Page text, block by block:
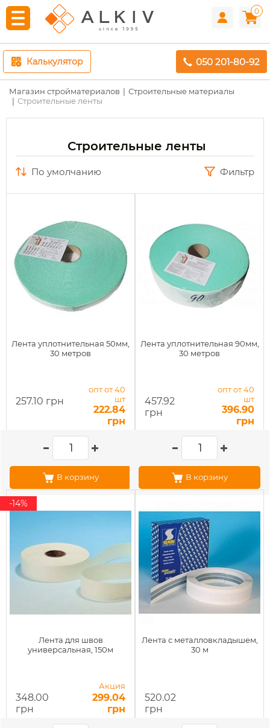
0
Калькулятор 050 201-80-92
Магазин стройматериалов
Строительные материалы
Строительные ленты
Строительные ленты
по умолчанию Фильтр
Лента уплотнительная 50мм,
30 метров
257.10 грн
опт от 40
шт
222.84
грн
В корзину
Лента уплотнительная 90мм,
30 метров
457.92
грн
опт от 40
шт
396.90
грн
В корзину
Лента для швов
универсальная, 150м
-14%
348.00
грн
Акция
299.04
грн
Лента с металловкладышем,
30 м
520.02
грн